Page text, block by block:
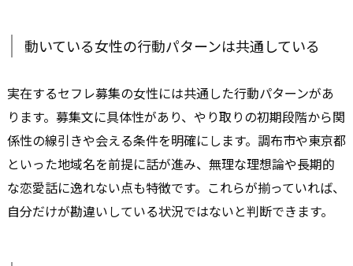
動いている女性の行動パターンは共通している
実在するセフレ募集の女性には共通した行動パターンがあ
ります。募集文に具体性があり、やり取りの初期段階から関
係性の線引きや会える条件を明確にします。調布市や東京都
といった地域名を前提に話が進み、無理な理想論や長期的
な恋愛話に逸れない点も特徴です。これらが揃っていれば、
自分だけが勘違いしている状況ではないと判断できます。